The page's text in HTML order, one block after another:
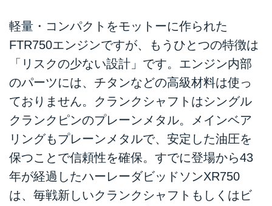
軽量・コンパクトをモットーに作られた
FTR750エンジンですが、もうひとつの特徴は
「リスクの少ない設計」です。エンジン内部
のパーツには、チタンなどの高級材料は使っ
ておりません。クランクシャフトはシングル
クランクピンのプレーンメタル。メインベア
リングもプレーンメタルで、安定した油圧を
保つことで信頼性を確保。すでに登場から43
年が経過したハーレーダビッドソンXR750
は、毎戦新しいクランクシャフトもしくはビ